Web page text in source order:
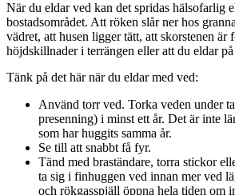
När du eldar ved kan det spridas hälsofarlig
bostadsområdet. Att röken slår ner hos
vädret, att husen ligger tätt, att skorstenen är
höjdskillnader i terrängen eller att du eldar
Tänk på det här när du eldar med ved:
Använd torr ved. Torka veden under
presenning) i minst ett år. Det är inte
som har huggits samma år.
Se till att snabbt få fyr.
Tänd med braständare, torra stickor
ta sig i finhuggen ved innan mer ved
och rökgasspjäll öppna hela tiden om